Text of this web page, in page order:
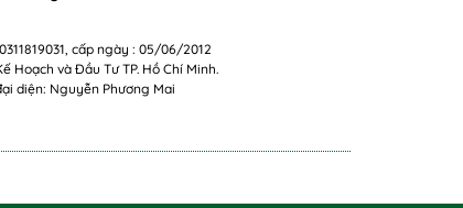
cấp ngày : 05/06/2012
Hoạch và Đầu Tư TP. Hồ Chí Minh.
diện: Nguyễn Phương Mai